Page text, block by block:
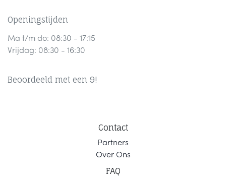
Openingstijden
Ma t/m do: 08:30 - 17:15
Vrijdag: 08:30 - 16:30
Beoordeeld met een 9!
Contact
Partners
Over Ons
FAQ